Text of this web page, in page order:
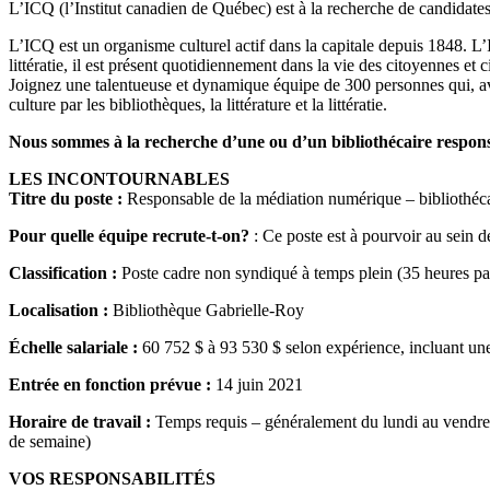
L’ICQ (l’Institut canadien de Québec) est à la recherche de
L’ICQ est un organisme culturel actif dans la capitale depuis 1848.
littératie, il est présent quotidiennement dans la vie des citoyennes
Joignez une talentueuse et dynamique équipe de 300 personnes qui,
culture par les bibliothèques, la littérature et la littératie.
Nous sommes à la recherche d’une ou d’un bibliothécaire
LES INCONTOURNABLES
Titre du poste : Responsable de la médiation numérique –
Pour quelle équipe recrute-t-on? : Ce poste est à pourvoir au sein
Classification : Poste cadre non syndiqué à temps plein (35 heures
Localisation : Bibliothèque Gabrielle-Roy
Échelle salariale : 60 752 $ à 93 530 $ selon expérience, incluant
Entrée en fonction prévue : 14 juin 2021
Horaire de travail : Temps requis – généralement du lundi au
de semaine)
VOS RESPONSABILITÉS